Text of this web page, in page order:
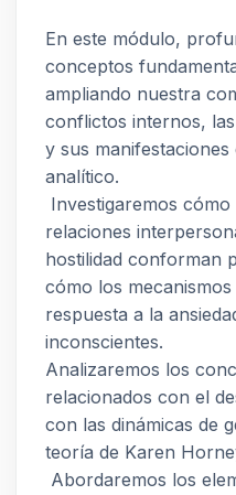
En este módulo,
conceptos
ampliando nuestra
conflictos internos,
y sus
analítico.
Investigaremos
relaciones
hostilidad conforman
cómo los
respuesta a la
inconscientes.
Analizaremos los
relacionados con el
con las dinámicas de
teoría de Karen
Abordaremos los